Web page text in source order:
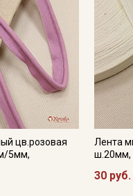
цв.розовая
5мм,
Лента
ш.20мм,
30 руб.